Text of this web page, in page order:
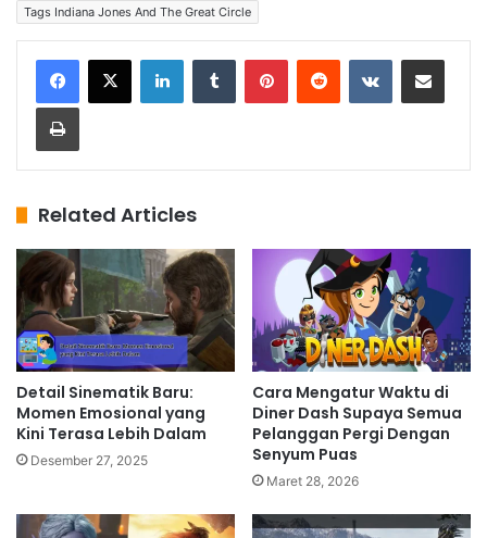
Tags Indiana Jones And The Great Circle
Related Articles
Detail Sinematik Baru:
Momen Emosional yang
Kini Terasa Lebih Dalam
Desember 27, 2025
Cara Mengatur Waktu di
Diner Dash Supaya Semua
Pelanggan Pergi Dengan
Senyum Puas
Maret 28, 2026